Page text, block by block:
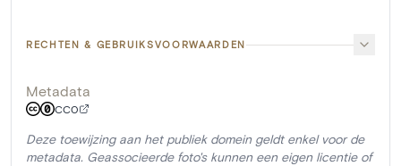
RECHTEN & GEBRUIKSVOORWAARDEN
Metadata
CC0
Deze toewijzing aan het publiek domein geldt enkel voor de
metadata. Geassocieerde foto's kunnen een eigen licentie of